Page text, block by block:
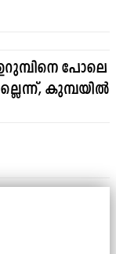
പോലെ
കുമ്പയിൽ